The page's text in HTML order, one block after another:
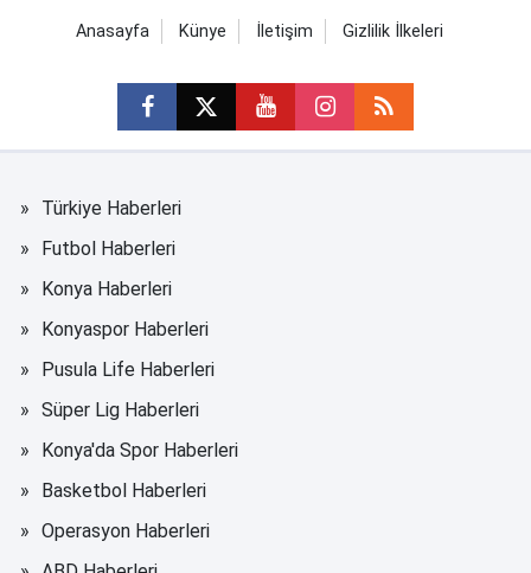
Anasayfa Künye İletişim Gizlilik İlkeleri
Türkiye Haberleri
Futbol Haberleri
Konya Haberleri
Konyaspor Haberleri
Pusula Life Haberleri
Süper Lig Haberleri
Konya'da Spor Haberleri
Basketbol Haberleri
Operasyon Haberleri